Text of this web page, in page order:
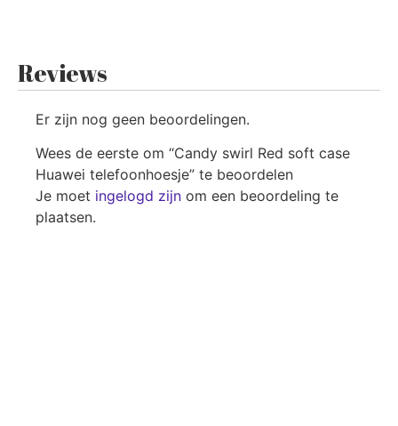
Reviews
Er zijn nog geen beoordelingen.
Wees de eerste om “Candy swirl Red soft case
Huawei telefoonhoesje” te beoordelen
Je moet ingelogd zijn om een beoordeling te
plaatsen.